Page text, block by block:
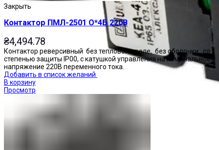
Закрыть
Контактор ПМЛ-2501 О*4Б 220В
₴4,494.78
Контактор реверсивный без теплового реле, без оболочки, со
степенью защиты IP00, с катушкой управления на номинальное
напряжение 220В переменного тока.
Добавить в список желаний
В корзину
Просмотр